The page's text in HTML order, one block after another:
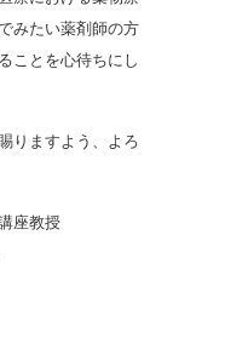
みたい薬剤師の方
ことを心待ちにし
りますよう、よろ
座教授